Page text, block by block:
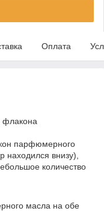
Оплата
флакона
парфюмерного
находился внизу),
количество
масла на обе